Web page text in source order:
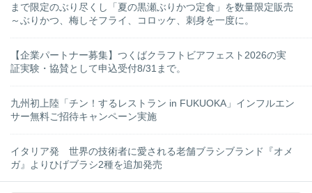
まで限定のぶり尽くし「夏の黒瀬ぶりかつ定食」を数量限定販売
～ぶりかつ、梅しそフライ、コロッケ、刺身を一度に。
【企業パートナー募集】つくばクラフトビアフェスト2026の実
証実験・協賛として申込受付8/31まで。
九州初上陸「チン！するレストラン in FUKUOKA」インフルエン
サー無料ご招待キャンペーン実施
イタリア発 世界の技術者に愛される老舗ブラシブランド『オメ
ガ』よりひげブラシ2種を追加発売